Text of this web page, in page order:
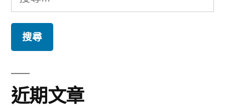
尋
鍵
字:
近期文章